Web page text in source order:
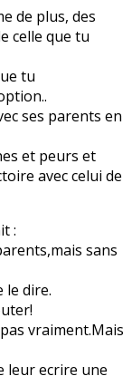
de plus, des
celle que tu
tu
ses parents en
et peurs et
avec celui de
:
sans
le dire.
vraiment.Mais
leur ecrire une